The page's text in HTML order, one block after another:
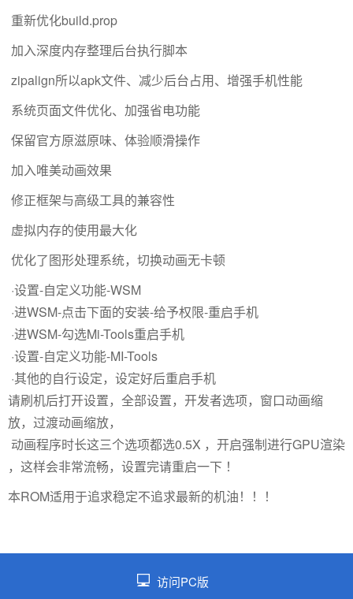
重新优化build.prop
加入深度内存整理后台执行脚本
zipalign所以apk文件、减少后台占用、增强手机性能
系统页面文件优化、加强省电功能
保留官方原滋原味、体验顺滑操作
加入唯美动画效果
修正框架与高级工具的兼容性
虚拟内存的使用最大化
优化了图形处理系统，切换动画无卡顿
·设置-自定义功能-WSM
·进WSM-点击下面的安装-给予权限-重启手机
·进WSM-勾选Mi-Tools重启手机
·设置-自定义功能-MI-Tools
·其他的自行设定，设定好后重启手机
请刷机后打开设置，全部设置，开发者选项，窗口动画缩
放，过渡动画缩放，
动画程序时长这三个选项都选0.5X ，开启强制进行GPU渲染
，这样会非常流畅，设置完请重启一下 ！
本ROM适用于追求稳定不追求最新的机油！！！
访问PC版